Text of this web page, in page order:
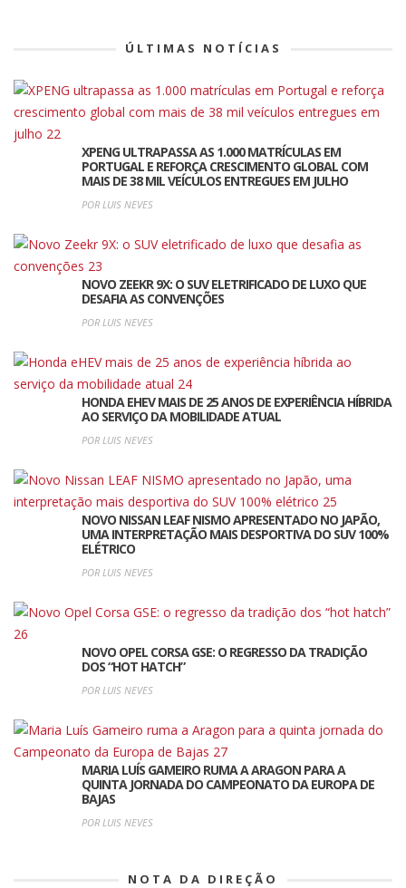
ÚLTIMAS NOTÍCIAS
XPENG ULTRAPASSA AS 1.000 MATRÍCULAS EM
PORTUGAL E REFORÇA CRESCIMENTO GLOBAL COM
MAIS DE 38 MIL VEÍCULOS ENTREGUES EM JULHO
POR LUIS NEVES
NOVO ZEEKR 9X: O SUV ELETRIFICADO DE LUXO QUE
DESAFIA AS CONVENÇÕES
POR LUIS NEVES
HONDA EHEV MAIS DE 25 ANOS DE EXPERIÊNCIA HÍBRIDA
AO SERVIÇO DA MOBILIDADE ATUAL
POR LUIS NEVES
NOVO NISSAN LEAF NISMO APRESENTADO NO JAPÃO,
UMA INTERPRETAÇÃO MAIS DESPORTIVA DO SUV 100%
ELÉTRICO
POR LUIS NEVES
NOVO OPEL CORSA GSE: O REGRESSO DA TRADIÇÃO
DOS “HOT HATCH”
POR LUIS NEVES
MARIA LUÍS GAMEIRO RUMA A ARAGON PARA A
QUINTA JORNADA DO CAMPEONATO DA EUROPA DE
BAJAS
POR LUIS NEVES
NOTA DA DIREÇÃO